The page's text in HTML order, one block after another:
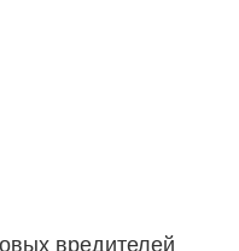
вредителей